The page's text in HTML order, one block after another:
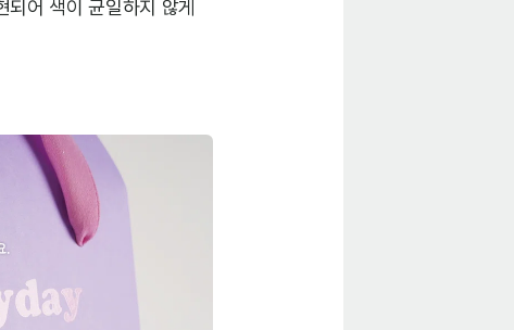
되어 색이 균일하지 않게